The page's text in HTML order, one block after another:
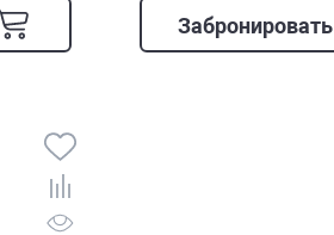
Забронировать